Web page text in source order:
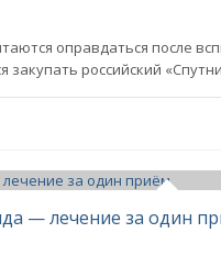
оправдаться после
российский
— лечение за один